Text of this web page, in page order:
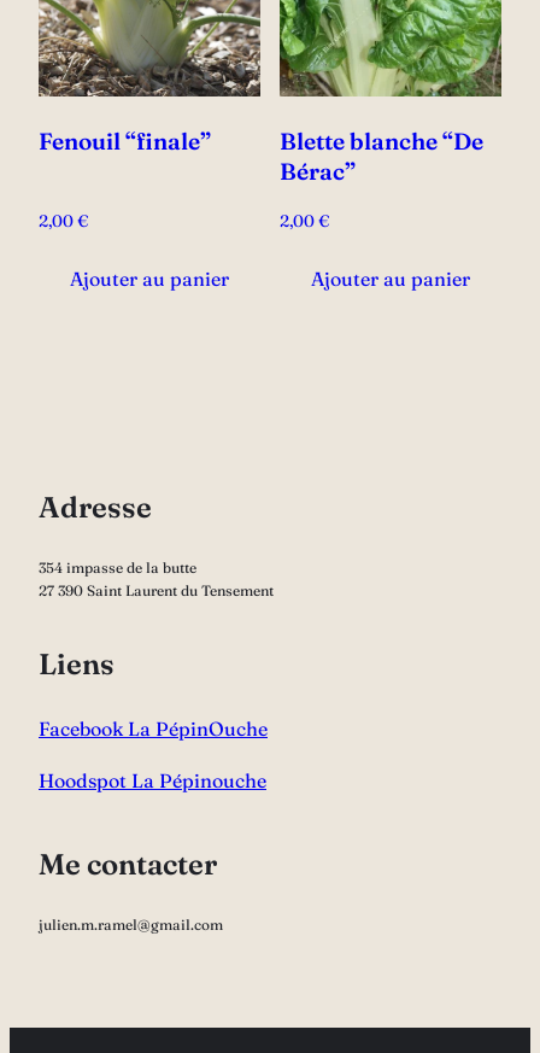
Fenouil “finale”
2,00€
Ajouter au panier
Blette blanche “De
Bérac”
2,00€
Ajouter au panier
Adresse
354 impasse de la butte
27 390 Saint Laurent du Tensement
Liens
Facebook La PépinOuche
Hoodspot La Pépinouche
Me contacter
julien.m.ramel@gmail.com